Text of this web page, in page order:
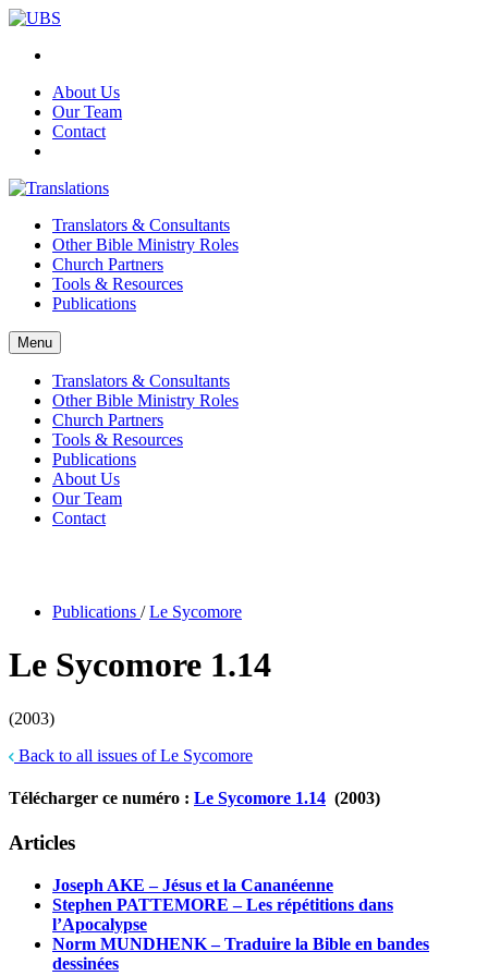
About Us
Our Team
Contact
Translators & Consultants
Other Bible Ministry Roles
Church Partners
Tools & Resources
Publications
Menu
Translators & Consultants
Other Bible Ministry Roles
Church Partners
Tools & Resources
Publications
About Us
Our Team
Contact
Publications /Le Sycomore
Le Sycomore 1.14
(2003)
Back to all issues of Le Sycomore
Télécharger ce numéro : Le Sycomore 1.14 (2003)
Articles
Joseph AKE – Jésus et la Cananéenne
Stephen PATTEMORE – Les répétitions dans
l’Apocalypse
Norm MUNDHENK –Traduire la Bible en bandes
dessinées